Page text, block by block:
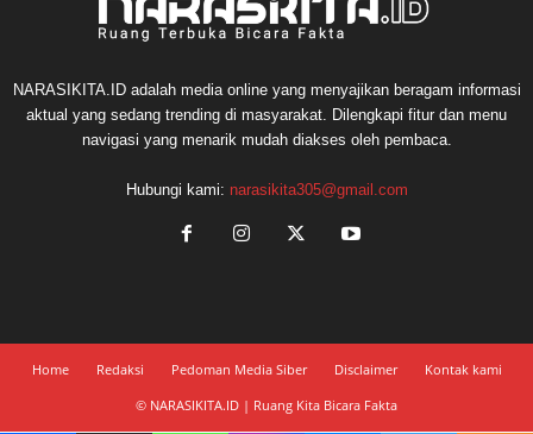
NARASIKITA.ID adalah media online yang menyajikan beragam informasi
aktual yang sedang trending di masyarakat. Dilengkapi fitur dan menu
navigasi yang menarik mudah diakses oleh pembaca.
Hubungi kami: narasikita305@gmail.com
Home Redaksi Pedoman Media Siber Disclaimer
Kontak kami
© NARASIKITA.ID | Ruang Kita Bicara Fakta